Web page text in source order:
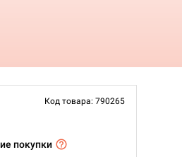
Код товара: 790265
покупки